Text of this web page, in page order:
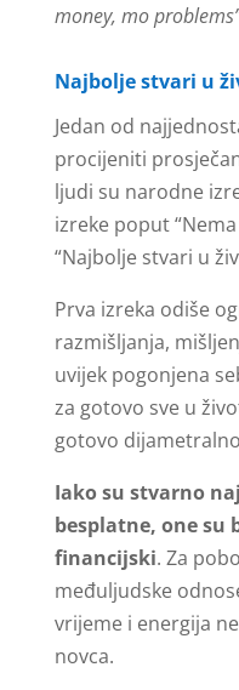
money, mo
Najbolje stvari u
Jedan od
procijeniti
ljudi su narodne
izreke poput
“Najbolje stvari u
Prva izreka odiše
razmišljanja,
uvijek pogonjena
za gotovo sve u
gotovo
Iako su stvarno
besplatne, one su
financijski. Za
međuljudske
vrijeme i energija
novca.